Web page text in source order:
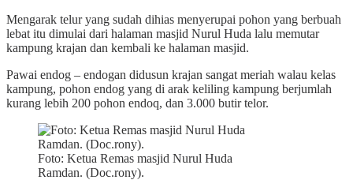
Mengarak telur yang sudah dihias menyerupai pohon yang berbuah
lebat itu dimulai dari halaman masjid Nurul Huda lalu memutar
kampung krajan dan kembali ke halaman masjid.
Pawai endog – endogan didusun krajan sangat meriah walau kelas
kampung, pohon endog yang di arak keliling kampung berjumlah
kurang lebih 200 pohon endoq, dan 3.000 butir telor.
Foto: Ketua Remas masjid Nurul Huda
Ramdan. (Doc.rony).